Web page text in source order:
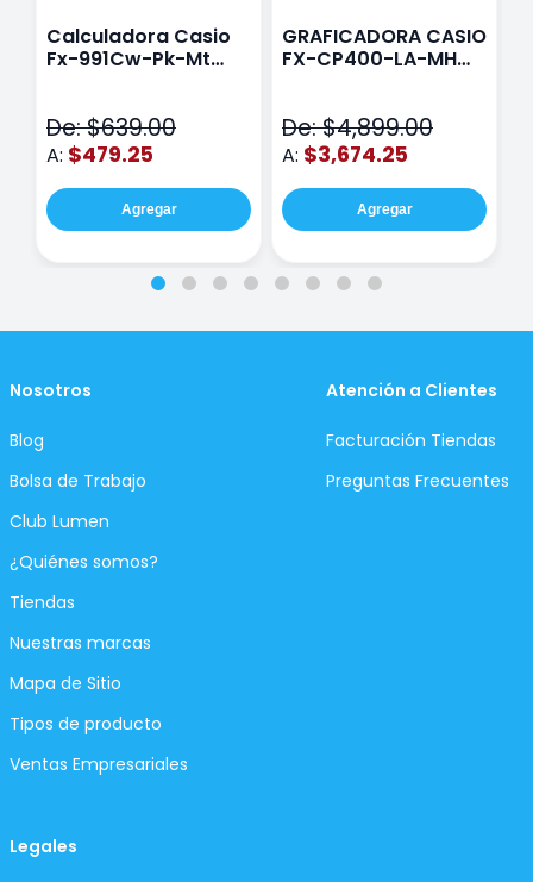
Calculadora Casio
Fx-991Cw-Pk-Mt
De: $639.00
A: $479.25
Agregar
GRAFICADORA CASIO
FX-CP400-LA-MH
De: $4,899.00
A: $3,674.25
Agregar
Nosotros
Blog
Bolsa de Trabajo
Club Lumen
¿Quiénes somos?
Tiendas
Nuestras marcas
Mapa de Sitio
Tipos de producto
Ventas Empresariales
Atención a Clientes
Facturación Tiendas
Preguntas Frecuentes
Legales